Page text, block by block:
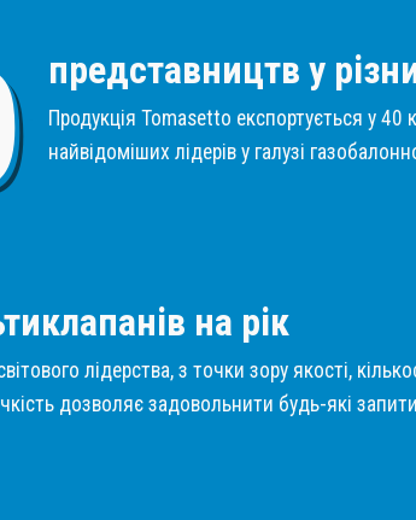
представництв у
Продукція Tomasetto експортується у 40
найвідоміших лідерів у галузі
на рік
лідерства, з точки зору якості,
дозволяє задовольнити будь-які запити